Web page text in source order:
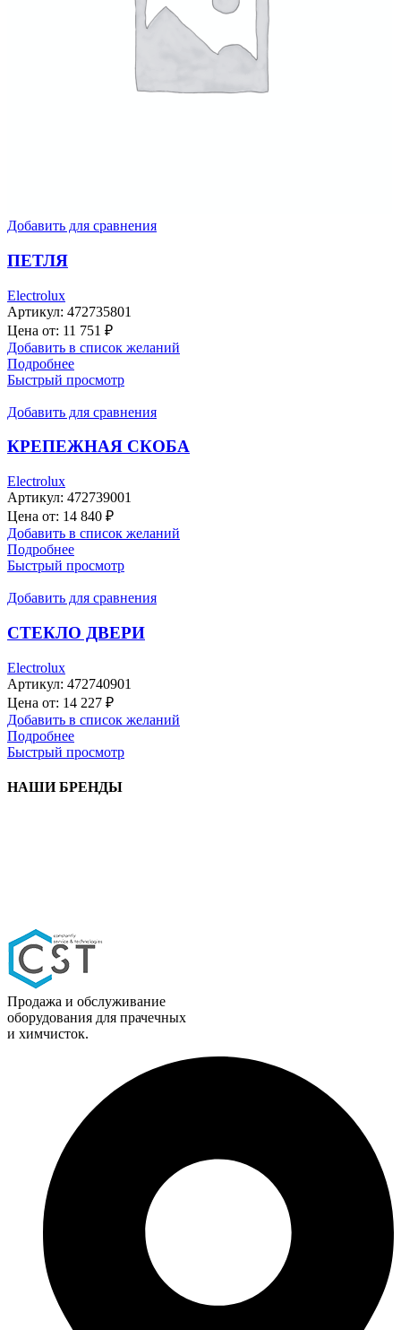
Добавить для сравнения
ПЕТЛЯ
Electrolux
Артикул: 472735801
Цена от: 11 751 ₽
Добавить в список желаний
Подробнее
Быстрый просмотр
Добавить для сравнения
КРЕПЕЖНАЯ СКОБА
Electrolux
Артикул: 472739001
Цена от: 14 840 ₽
Добавить в список желаний
Подробнее
Быстрый просмотр
Добавить для сравнения
СТЕКЛО ДВЕРИ
Electrolux
Артикул: 472740901
Цена от: 14 227 ₽
Добавить в список желаний
Подробнее
Быстрый просмотр
НАШИ БРЕНДЫ
Продажа и обслуживание
оборудования для прачечных
и химчисток.